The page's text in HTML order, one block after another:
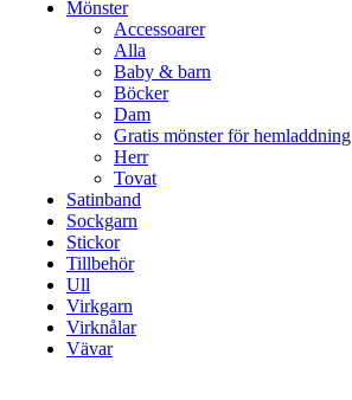
Mönster
Accessoarer
Alla
Baby & barn
Böcker
Dam
Gratis mönster för hemladdning
Herr
Tovat
Satinband
Sockgarn
Stickor
Tillbehör
Ull
Virkgarn
Virknålar
Vävar